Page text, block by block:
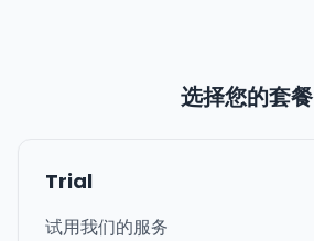
选择您的套餐
Trial
试用我们的服务